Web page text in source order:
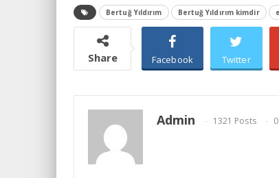
Bertuğ Yıldırım Bertuğ Yıldırım kimdir
Share Facebook Twitter
Admin 1321 Posts